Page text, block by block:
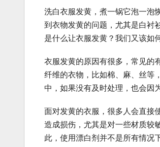
洗白衣服发黄，煮一锅它泡一泡
到衣物发黄的问题，尤其是白衬
是什么让衣服发黄？我们又该如
衣服发黄的原因有很多，常见的
纤维的衣物，比如棉、麻、丝等
中，如果没有及时处理，也会因
面对发黄的衣服，很多人会直接
造成损伤，尤其是对一些材质较
此，使用漂白剂并不是所有情况